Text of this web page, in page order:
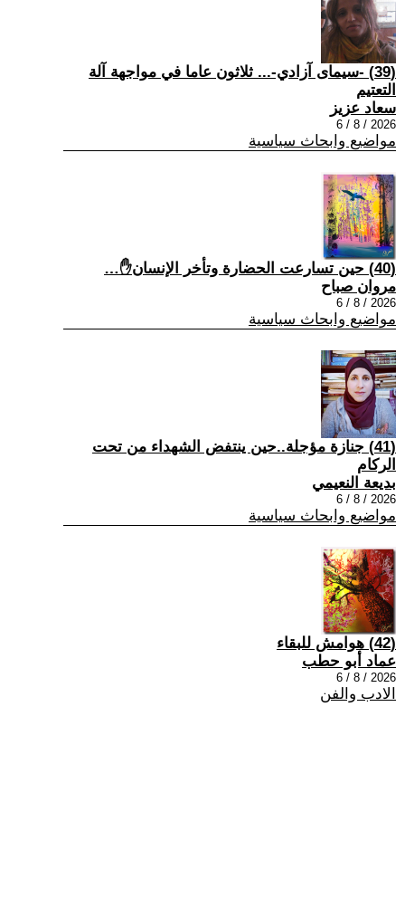
(39) -سيمای آزادي-... ثلاثون عاما في مواجهة آلة
التعتيم
سعاد عزيز
2026 / 8 / 6
مواضيع وابحاث سياسية
(40) حين تسارعت الحضارة وتأخر الإنسان✋…
مروان صباح
2026 / 8 / 6
مواضيع وابحاث سياسية
(41) جنازة مؤجلة..حين ينتفض الشهداء من تحت
الركام
بديعة النعيمي
2026 / 8 / 6
مواضيع وابحاث سياسية
(42) هوامش للبقاء
عماد أبو حطب
2026 / 8 / 6
الادب والفن